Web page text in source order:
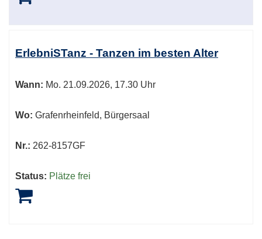
ErlebniSTanz - Tanzen im besten Alter
Wann: Mo. 21.09.2026, 17.30 Uhr
Wo: Grafenrheinfeld, Bürgersaal
Nr.: 262-8157GF
Status: Plätze frei